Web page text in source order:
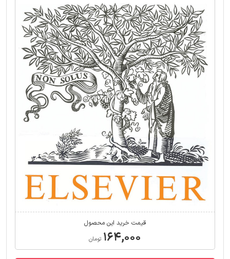
قیمت خرید این محصول
۱۶۴,۰۰۰ تومان